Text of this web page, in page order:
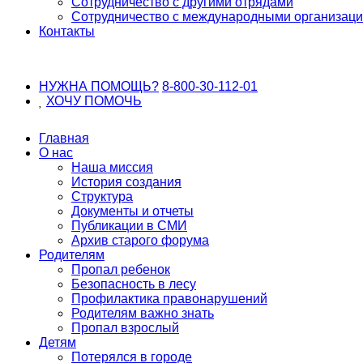
Сотрудничество с международными
Контакты
НУЖНА ПОМОЩЬ? 8-800-30-112-01
ХОЧУ ПОМОЧЬ
Главная
О нас
Наша миссия
История создания
Структура
Документы и отчеты
Публикации в СМИ
Архив старого форума
Родителям
Пропал ребенок
Безопасность в лесу
Профилактика правонарушений
Родителям важно знать
Пропал взрослый
Детям
Потерялся в городе